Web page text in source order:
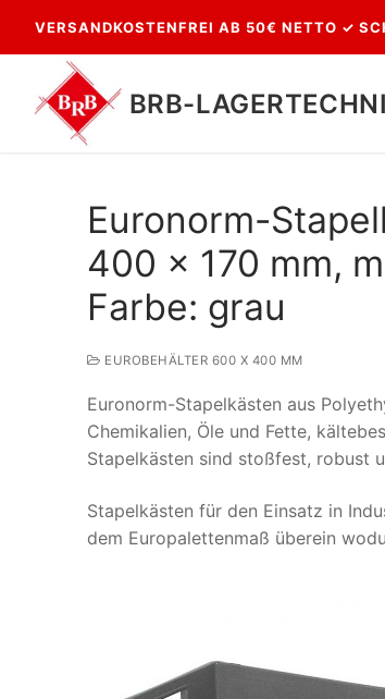
Inhalt
springen
VERSANDKOSTENFREI AB 50€ NETTO ✓
BRB-
nach:
Euronorm-
400 x 170 mm,
Farbe: grau
EUROBEHÄLTER 600 X 400 MM
Euronorm-Stapelkästen aus
Chemikalien, Öle und Fette,
Stapelkästen sind stoßfest, robust
Stapelkästen für den Einsatz in
dem Europalettenmaß überein